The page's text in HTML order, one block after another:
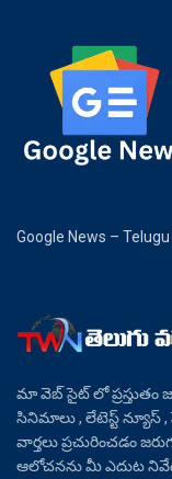
Google News –
మా వెబ్ సైట్ లో ప్రస్తుతం
సినిమాలు , లేటెస్ట్ న్యూస్ ,
వార్తలు ప్రచురించడం
ఆలోచనను మీ ఎదుట